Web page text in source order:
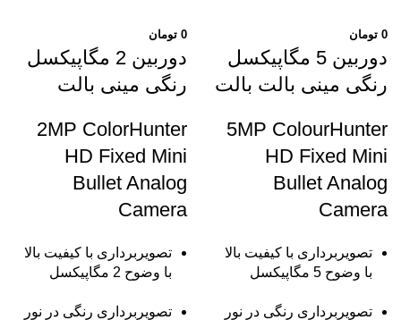
0 تومان
دوربین 5 مگاپیکسل
رنگی مینی بالت بالت
5MP ColourHunter
HD Fixed Mini
Bullet Analog
Camera
تصویربرداری با کیفیت بالا
با وضوح 5 مگاپیکسل
تصویربرداری رنگی در نور
0 تومان
دوربین 2 مگاپیکسل
رنگی مینی بالت
2MP ColorHunter
HD Fixed Mini
Bullet Analog
Camera
تصویربرداری با کیفیت بالا
با وضوح 2 مگاپیکسل
تصویربرداری رنگی در نور